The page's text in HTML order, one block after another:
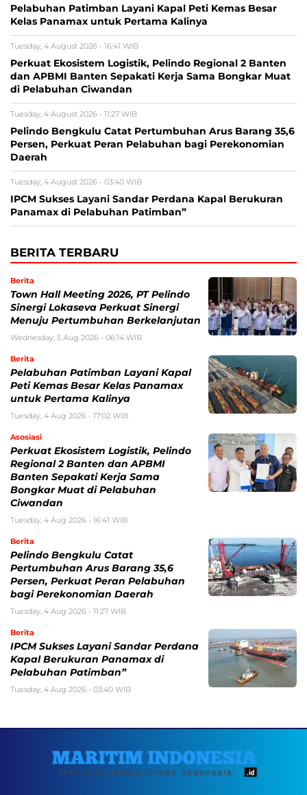
Pelabuhan Patimban Layani Kapal Peti Kemas Besar
Kelas Panamax untuk Pertama Kalinya
Tuesday, 4 August 2026 - 16:41 WIB
Perkuat Ekosistem Logistik, Pelindo Regional 2 Banten
dan APBMI Banten Sepakati Kerja Sama Bongkar Muat
di Pelabuhan Ciwandan
Tuesday, 4 August 2026 - 11:27 WIB
Pelindo Bengkulu Catat Pertumbuhan Arus Barang 35,6
Persen, Perkuat Peran Pelabuhan bagi Perekonomian
Daerah
Tuesday, 4 August 2026 - 03:40 WIB
IPCM Sukses Layani Sandar Perdana Kapal Berukuran
Panamax di Pelabuhan Patimban”
BERITA TERBARU
Berita
Town Hall Meeting 2026, PT Pelindo
Sinergi Lokaseva Perkuat Sinergi
Menuju Pertumbuhan Berkelanjutan
Wednesday, 5 Aug 2026 - 06:14 WIB
Berita
Pelabuhan Patimban Layani Kapal
Peti Kemas Besar Kelas Panamax
untuk Pertama Kalinya
Tuesday, 4 Aug 2026 - 17:02 WIB
Asosiasi
Perkuat Ekosistem Logistik, Pelindo
Regional 2 Banten dan APBMI
Banten Sepakati Kerja Sama
Bongkar Muat di Pelabuhan
Ciwandan
Tuesday, 4 Aug 2026 - 16:41 WIB
Berita
Pelindo Bengkulu Catat
Pertumbuhan Arus Barang 35,6
Persen, Perkuat Peran Pelabuhan
bagi Perekonomian Daerah
Tuesday, 4 Aug 2026 - 11:27 WIB
Berita
IPCM Sukses Layani Sandar Perdana
Kapal Berukuran Panamax di
Pelabuhan Patimban”
Tuesday, 4 Aug 2026 - 03:40 WIB